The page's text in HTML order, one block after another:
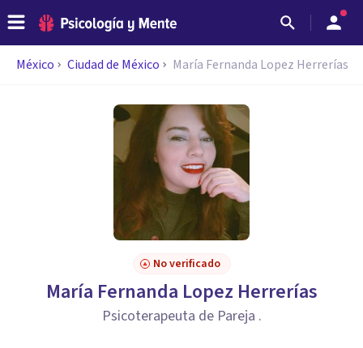
México Ciudad de México María Fernanda Lopez Herrerías
No verificado
María Fernanda Lopez Herrerías
Psicoterapeuta de Pareja .